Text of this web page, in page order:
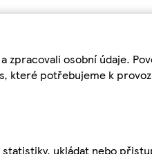
zpracovali osobní údaje.
které potřebujeme k
ukládat nebo